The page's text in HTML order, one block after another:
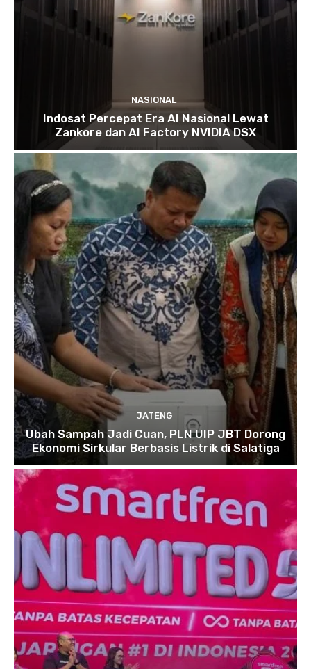
NASIONAL
Indosat Percepat Era AI Nasional Lewat
Zankore dan AI Factory NVIDIA DSX
JATENG
Ubah Sampah Jadi Cuan, PLN UIP JBT Dorong
Ekonomi Sirkular Berbasis Listrik di Salatiga